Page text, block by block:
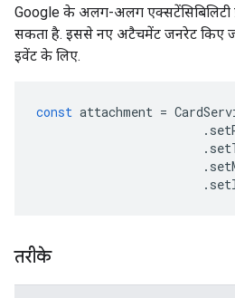
Google के अलग-अलग एक्सटेंसिबिलिटी
सकता है. इससे नए अटैचमेंट जनरेट किए
इवेंट के लिए.
const attachment =
.
.
.
.
तरीके